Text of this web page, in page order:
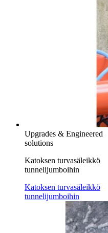
Upgrades & Engineered
solutions
Katoksen turvasäleikkö
tunnelijumboihin
Katoksen turvasäleikkö
tunnelijumboihin